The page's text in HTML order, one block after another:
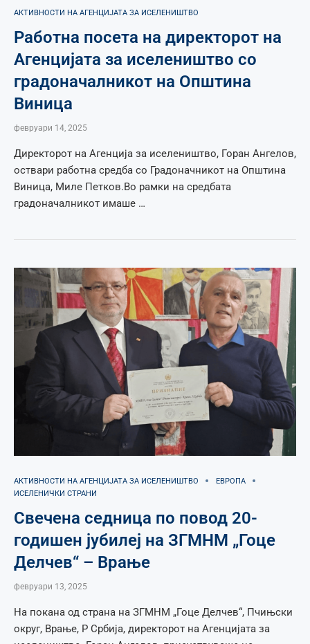
АКТИВНОСТИ НА АГЕНЦИЈАТА ЗА ИСЕЛЕНИШТВО
Работна посета на директорот на
Агенцијата за иселеништво со
градоначалникот на Општина
Виница
февруари 14, 2025
Директорот на Агенција за иселеништво, Горан Ангелов,
оствари работна средба со Градоначникот на Општина
Виница, Миле Петков.Во рамки на средбата
градоначалникот имаше …
АКТИВНОСТИ НА АГЕНЦИЈАТА ЗА ИСЕЛЕНИШТВО
ЕВРОПА
ИСЕЛЕНИЧКИ СТРАНИ
Свечена седница по повод 20-
годишен јубилеј на ЗГМНМ „Гоце
Делчев“ – Врање
февруари 13, 2025
На покана од страна на ЗГМНМ „Гоце Делчев“, Пчињски
округ, Врање, Р Србија, директорот на Агенцијата за